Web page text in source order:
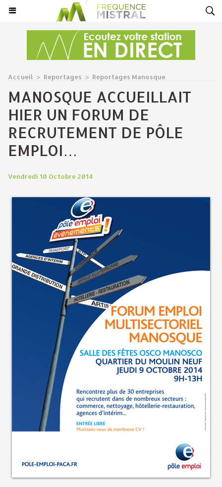
Accueil > Reportages > Reportages Manosque
MANOSQUE ACCUEILLAIT
HIER UN FORUM DE
RECRUTEMENT DE PÔLE
EMPLOI…
Vendredi 10 Octobre 2014